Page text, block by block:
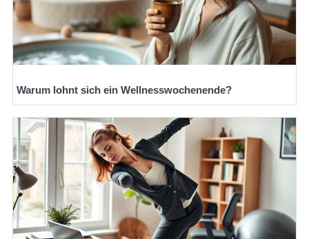
Warum lohnt sich ein Wellnesswochenende?